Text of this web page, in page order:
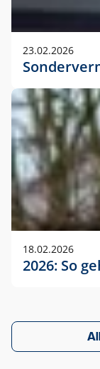
23.02.2026
18.02.2026
2026: So